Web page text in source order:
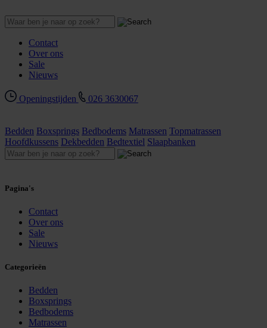
Contact
Over ons
Sale
Nieuws
Openingstijden 026 3630067
Bedden Boxsprings Bedbodems Matrassen Topmatrassen
Hoofdkussens Dekbedden Bedtextiel Slaapbanken
Pagina's
Contact
Over ons
Sale
Nieuws
Categorieën
Bedden
Boxsprings
Bedbodems
Matrassen